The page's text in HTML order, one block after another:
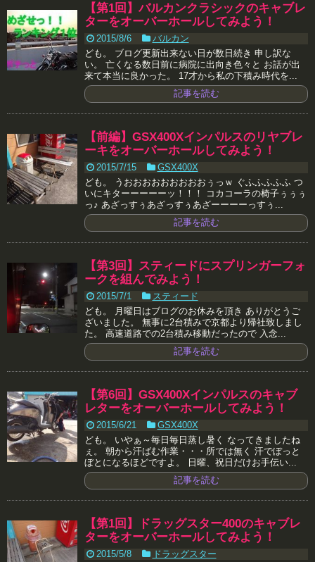
【第1回】バルカンクラシックのキャブレ
ターをオーバーホールしてみよう！
2015/8/6
バルカン
ども。 ブログ更新出来ない日が数日続き 申し訳な
い。 亡くなる数日前に病院に出向き色々と お話が出
来て本当に良かった。 17才から私の下積み時代を...
記事を読む
【前編】GSX400Xインパルスのリヤブレ
ーキをオーバーホールしてみよう！
2015/7/15
GSX400X
ども。 うおおおおおおおおおぅっｗ ぐふふふふふ つ
いにキターーーーーッ！！！ コカコーラの椅子ぅぅぅ
っ♪ あざっすぅあざっすぅあざーーーーっすぅ...
記事を読む
【第3回】スティードにスプリンガーフォ
ークを組んでみよう！
2015/7/1
スティード
ども。 月曜日はブログのお休みを頂き ありがとうご
ざいました。 無事に2台積みで京都より帰社致しまし
た。 高速道路での2台積み移動だったので 入念...
記事を読む
【第6回】GSX400Xインパルスのキャブ
レターをオーバーホールしてみよう！
2015/6/21
GSX400X
ども。 いやぁ～毎日毎日蒸し暑く なってきましたね
ぇ。 朝から汗ばむ作業・・・所では無く 汗でぼっと
ぼとになるほどですよ。 日曜、祝日だけお手伝い...
記事を読む
【第1回】ドラッグスター400のキャブレ
ターをオーバーホールしてみよう！
2015/5/8
ドラッグスター